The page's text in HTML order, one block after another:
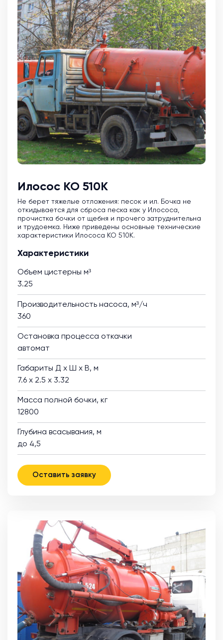
Илосос КО 510К
Не берет тяжелые отложения: песок и ил. Бочка не
откидывается для сброса песка как у Илососа,
прочистка бочки от щебня и прочего затруднительна
и трудоемка. Ниже приведены основные технические
характеристики Илососа КО 510К.
Характеристики
Объем цистерны м³
3.25
Производительность насоса, м³/ч
360
Остановка процесса откачки
автомат
Габариты Д х Ш х В, м
7.6 х 2.5 х 3.32
Масса полной бочки, кг
12800
Глубина всасывания, м
до 4,5
Оставить заявку